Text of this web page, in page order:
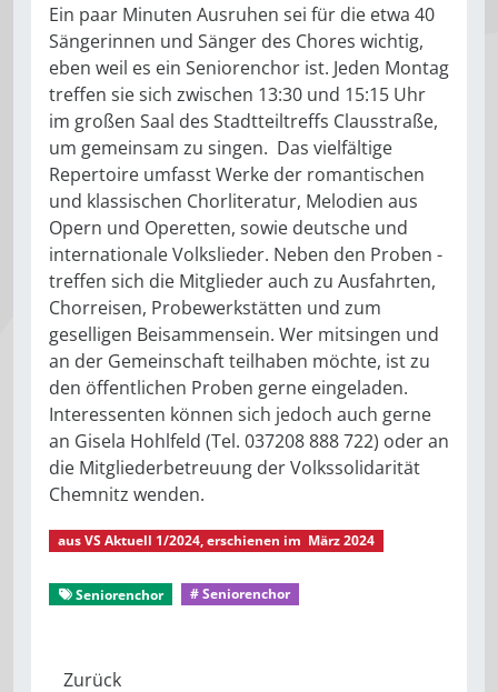
Ein paar Minuten Ausruhen sei für die etwa 40
Sängerinnen und Sänger des Chores wichtig,
eben weil es ein Seniorenchor ist. Jeden Montag
treffen sie sich zwischen 13:30 und 15:15 Uhr
im großen Saal des Stadtteiltreffs Clausstraße,
um gemeinsam zu singen. Das vielfältige
Repertoire umfasst Werke der romantischen
und klassischen Chorliteratur, Melodien aus
Opern und Operetten, sowie deutsche und
internationale Volkslieder. Neben den Proben ­
treffen sich die Mitglieder auch zu Ausfahrten,
Chorreisen, Probewerkstätten und zum
geselligen Beisammensein. Wer mitsingen und
an der Gemeinschaft teilhaben möchte, ist zu
den öffentlichen Proben gerne eingeladen.
Interessenten können sich jedoch auch gerne
an Gisela Hohlfeld (Tel. 037208 888 722) oder an
die Mitgliederbetreuung der Volkssolidarität
Chemnitz wenden.
ausVS Aktuell 1/2024, erschienen im März 2024
Seniorenchor
# Seniorenchor